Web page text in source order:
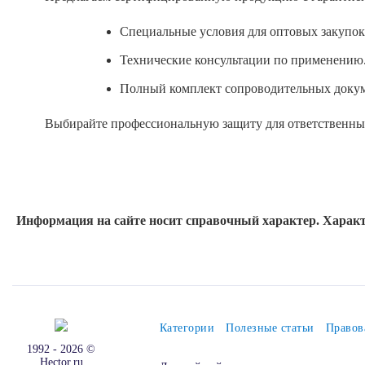
Специальные условия для оптовых
Технические консультации по
Полный комплект сопроводительных
Выбирайте профессиональную защиту для
Информация на сайте носит справочный характер.
1992 - 2026 ©
Hector.ru
Категории Полезные статьи